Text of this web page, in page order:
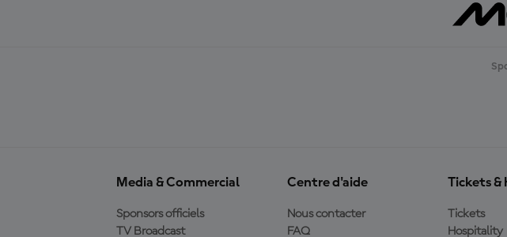
Media & Commercial
Sponsors officiels
TV Broadcast
Centre d'aide
Nous contacter
FAQ
Tickets
Tickets
Hospitality